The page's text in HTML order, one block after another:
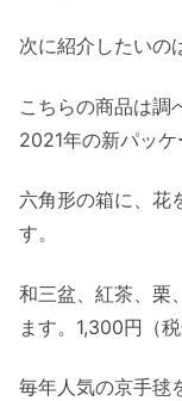
次に紹介したいの
こちらの商品は調
2021年の新パッケ
六角形の箱に、花
す。
和三盆、紅茶、栗
ます。1,300円（
毎年人気の京手毬